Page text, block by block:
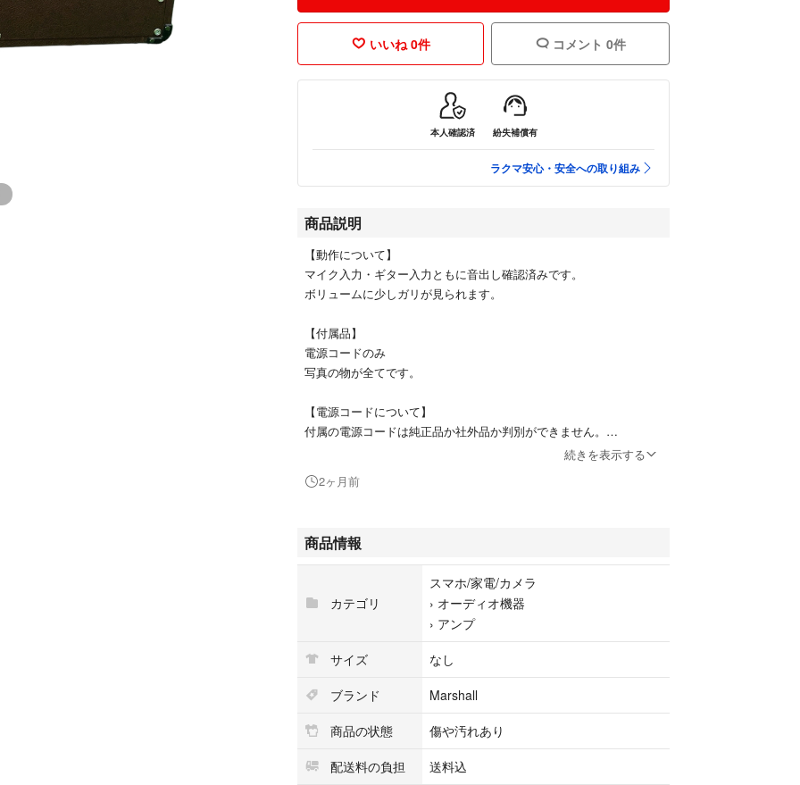
いいね 0件 コメント 0件
本人確認済 紛失補償有
ラクマ安心・安全への取り組み
商品説明
【動作について】
マイク入力・ギター入力ともに音出し確認済みです。
ボリュームに少しガリが見られます。
【付属品】
電源コードのみ
写真の物が全てです。
【電源コードについて】
付属の電源コードは純正品か社外品か判別ができません。
また、アース線付きの電源コードとなっておりますが、ご使用環境に
電気機器という性質上、使用環境や接続状況により不具合・ノイズ・
安全性に影響が出る可能性があります。
専門的な知識をお持ちの方、または適切に設置・管理ができる方のご
購入をお願いいたします。
本商品は現状販売のため、動作保証・安全性の保証はいたしかねま
す。
使用に伴う不具合・事故・損害等につきましては一切の責任を負いか
ねますので、あらかじめご了承ください。
続きを表示する
2ヶ月前
商品情報
カテゴリ
スマホ/家電/カメラ
› オーディオ機器
› アンプ
サイズ
なし
ブランド
Marshall
商品の状態
傷や汚れあり
配送料の負担
送料込